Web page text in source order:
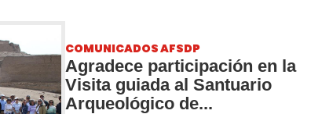
COMUNICADOS AFSDP
Agradece participación en la
Visita guiada al Santuario
Arqueológico de...